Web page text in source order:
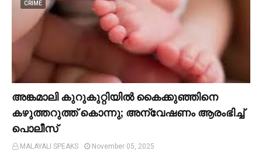
CRIME
അങ്കമാലി കുറുകുറ്റിയില്‍ കൈക്കുഞ്ഞിനെ
കഴുത്തറുത്ത് കൊന്നു; അന്വേഷണം ആരംഭിച്ച്‌
പൊലീസ്
MALAYALI SPEAKS
November 05, 2025